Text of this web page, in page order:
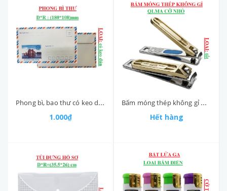
Phong bì, bao thư có keo dán D*R (180*108)mm
1.000₫
Bấm móng thép không gỉ QLMA size nhỏ 5002-2
Hết hàng